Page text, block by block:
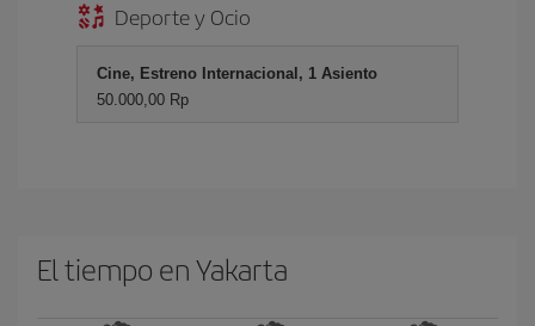
Deporte y Ocio
Cine, Estreno Internacional, 1 Asiento
50.000,00 Rp
El tiempo en Yakarta